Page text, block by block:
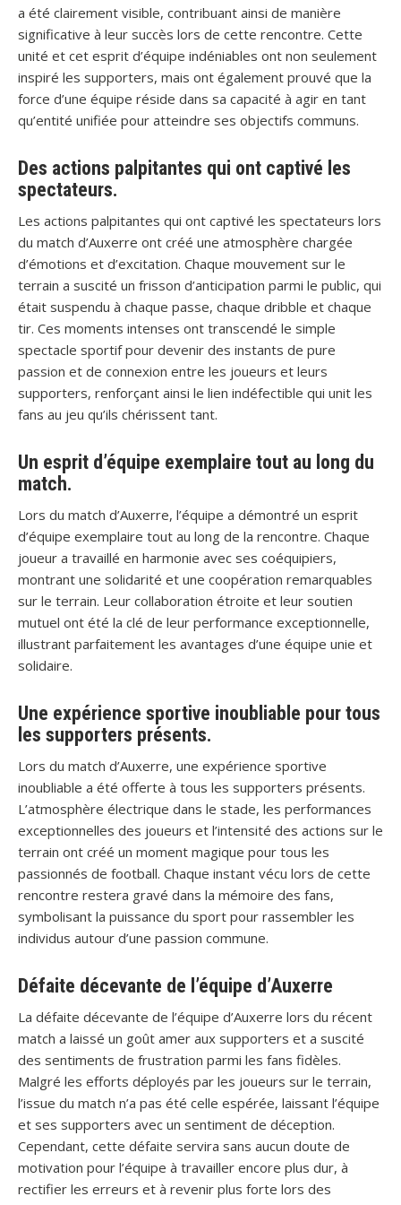
a été clairement visible, contribuant ainsi de manière
significative à leur succès lors de cette rencontre. Cette
unité et cet esprit d’équipe indéniables ont non seulement
inspiré les supporters, mais ont également prouvé que la
force d’une équipe réside dans sa capacité à agir en tant
qu’entité unifiée pour atteindre ses objectifs communs.
Des actions palpitantes qui ont captivé les
spectateurs.
Les actions palpitantes qui ont captivé les spectateurs lors
du match d’Auxerre ont créé une atmosphère chargée
d’émotions et d’excitation. Chaque mouvement sur le
terrain a suscité un frisson d’anticipation parmi le public, qui
était suspendu à chaque passe, chaque dribble et chaque
tir. Ces moments intenses ont transcendé le simple
spectacle sportif pour devenir des instants de pure
passion et de connexion entre les joueurs et leurs
supporters, renforçant ainsi le lien indéfectible qui unit les
fans au jeu qu’ils chérissent tant.
Un esprit d’équipe exemplaire tout au long du
match.
Lors du match d’Auxerre, l’équipe a démontré un esprit
d’équipe exemplaire tout au long de la rencontre. Chaque
joueur a travaillé en harmonie avec ses coéquipiers,
montrant une solidarité et une coopération remarquables
sur le terrain. Leur collaboration étroite et leur soutien
mutuel ont été la clé de leur performance exceptionnelle,
illustrant parfaitement les avantages d’une équipe unie et
solidaire.
Une expérience sportive inoubliable pour tous
les supporters présents.
Lors du match d’Auxerre, une expérience sportive
inoubliable a été offerte à tous les supporters présents.
L’atmosphère électrique dans le stade, les performances
exceptionnelles des joueurs et l’intensité des actions sur le
terrain ont créé un moment magique pour tous les
passionnés de football. Chaque instant vécu lors de cette
rencontre restera gravé dans la mémoire des fans,
symbolisant la puissance du sport pour rassembler les
individus autour d’une passion commune.
Défaite décevante de l’équipe d’Auxerre
La défaite décevante de l’équipe d’Auxerre lors du récent
match a laissé un goût amer aux supporters et a suscité
des sentiments de frustration parmi les fans fidèles.
Malgré les efforts déployés par les joueurs sur le terrain,
l’issue du match n’a pas été celle espérée, laissant l’équipe
et ses supporters avec un sentiment de déception.
Cependant, cette défaite servira sans aucun doute de
motivation pour l’équipe à travailler encore plus dur, à
rectifier les erreurs et à revenir plus forte lors des